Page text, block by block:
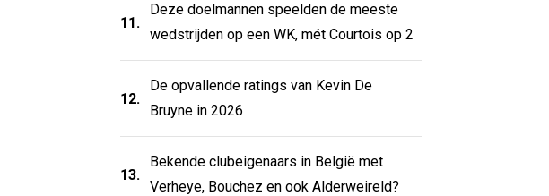
11.
Deze doelmannen speelden de meeste
wedstrijden op een WK, mét Courtois op 2
12.
De opvallende ratings van Kevin De
Bruyne in 2026
13.
Bekende clubeigenaars in België met
Verheye, Bouchez en ook Alderweireld?